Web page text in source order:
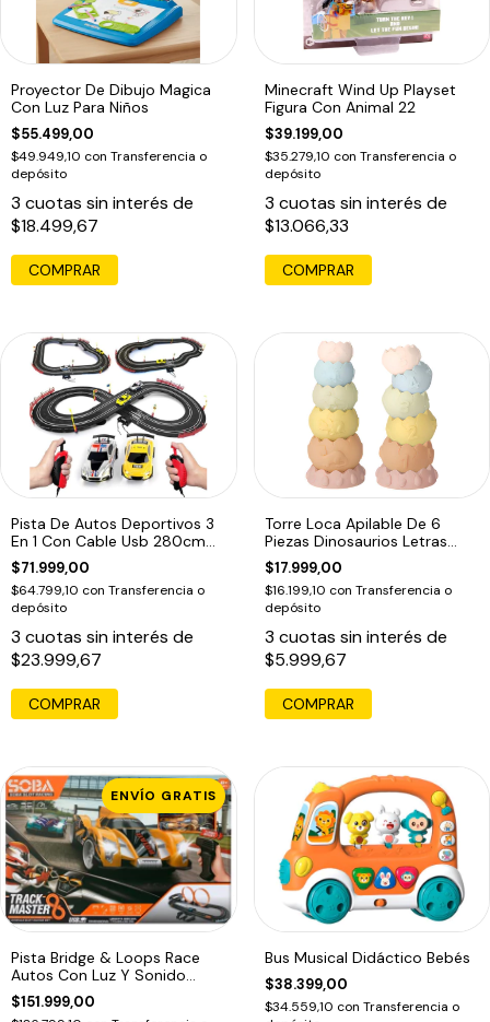
Proyector De Dibujo Magica
Con Luz Para Niños
$55.499,00
$49.949,10 con Transferencia o
depósito
3 cuotas sin interés de
$18.499,67
Minecraft Wind Up Playset
Figura Con Animal 22
$39.199,00
$35.279,10 con Transferencia o
depósito
3 cuotas sin interés de
$13.066,33
COMPRAR
Pista De Autos Deportivos 3
En 1 Con Cable Usb 280cm
Color Multicolor
$71.999,00
$64.799,10 con Transferencia o
depósito
3 cuotas sin interés de
$23.999,67
Torre Loca Apilable De 6
Piezas Dinosaurios Letras
Numeros Color Pasteles
$17.999,00
$16.199,10 con Transferencia o
depósito
3 cuotas sin interés de
$5.999,67
COMPRAR
ENVÍO GRATIS
Pista Bridge & Loops Race
Autos Con Luz Y Sonido
Carga Usb Único
$151.999,00
Bus Musical Didáctico Bebés
$38.399,00
$34.559,10 con Transferencia o